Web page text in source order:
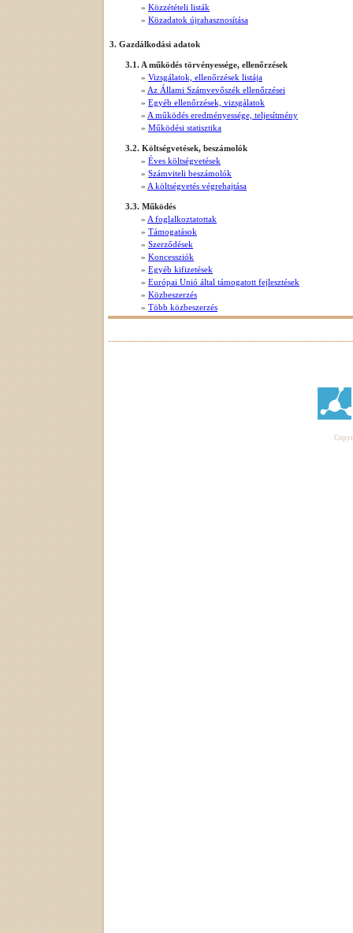
» Közzétételi listák
» Közadatok újrahasznosítása
3. Gazdálkodási adatok
3.1. A működés törvényessége, ellenőrzések
» Vizsgálatok, ellenőrzések listája
» Az Állami Számvevőszék ellenőrzései
» Egyéb ellenőrzések, vizsgálatok
» A működés eredményessége, teljesítmény
» Működési statisztika
3.2. Költségvetések, beszámolók
» Éves költségvetések
» Számviteli beszámolók
» A költségvetés végrehajtása
3.3. Működés
» A foglalkoztatottak
» Támogatások
» Szerződések
» Koncessziók
» Egyéb kifizetések
» Európai Unió által támogatott fejlesztések
» Közbeszerzés
» Több közbeszerzés